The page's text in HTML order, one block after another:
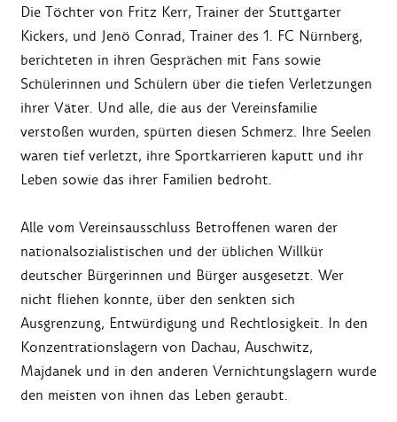
Die Töchter von Fritz Kerr, Trainer der Stuttgarter
Kickers, und Jenö Conrad, Trainer des 1. FC Nürnberg,
berichteten in ihren Gesprächen mit Fans sowie
Schülerinnen und Schülern über die tiefen Verletzungen
ihrer Väter. Und alle, die aus der Vereinsfamilie
verstoßen wurden, spürten diesen Schmerz. Ihre Seelen
waren tief verletzt, ihre Sportkarrieren kaputt und ihr
Leben sowie das ihrer Familien bedroht.
Alle vom Vereinsausschluss Betroffenen waren der
nationalsozialistischen und der üblichen Willkür
deutscher Bürgerinnen und Bürger ausgesetzt. Wer
nicht fliehen konnte, über den senkten sich
Ausgrenzung, Entwürdigung und Rechtlosigkeit. In den
Konzentrationslagern von Dachau, Auschwitz,
Majdanek und in den anderen Vernichtungslagern wurde
den meisten von ihnen das Leben geraubt.